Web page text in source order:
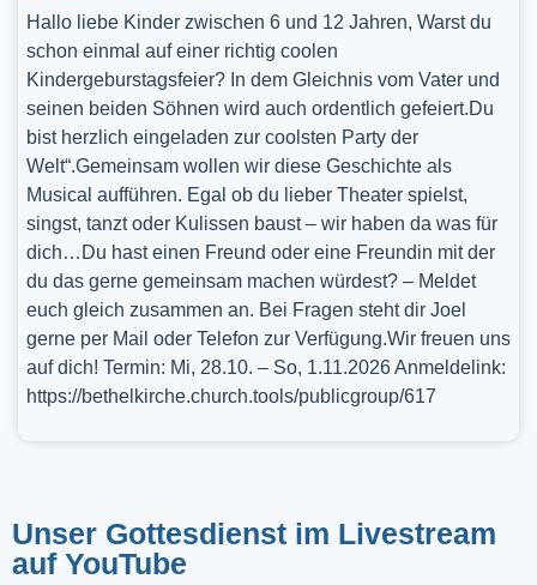
Hallo liebe Kinder zwischen 6 und 12 Jahren, Warst du
schon einmal auf einer richtig coolen
Kindergeburstagsfeier? In dem Gleichnis vom Vater und
seinen beiden Söhnen wird auch ordentlich gefeiert.Du
bist herzlich eingeladen zur coolsten Party der
Welt“.Gemeinsam wollen wir diese Geschichte als
Musical aufführen. Egal ob du lieber Theater spielst,
singst, tanzt oder Kulissen baust – wir haben da was für
dich…Du hast einen Freund oder eine Freundin mit der
du das gerne gemeinsam machen würdest? – Meldet
euch gleich zusammen an. Bei Fragen steht dir Joel
gerne per Mail oder Telefon zur Verfügung.Wir freuen uns
auf dich! Termin: Mi, 28.10. – So, 1.11.2026 Anmeldelink:
https://bethelkirche.church.tools/publicgroup/617
Unser Gottesdienst im Livestream
auf YouTube